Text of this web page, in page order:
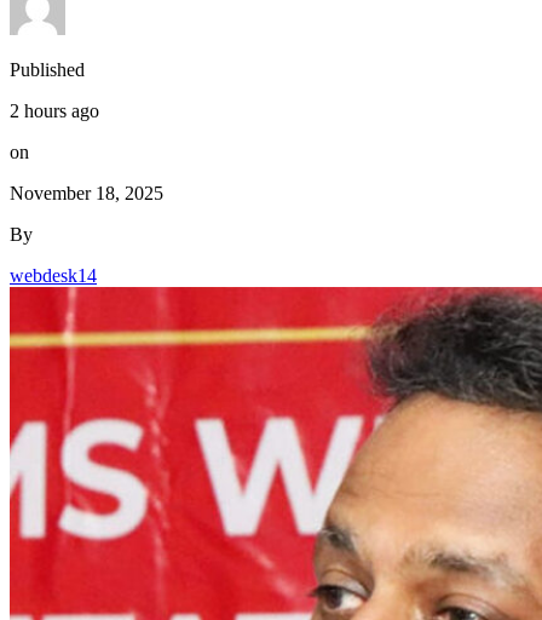
Published
2 hours ago
on
November 18, 2025
By
webdesk14